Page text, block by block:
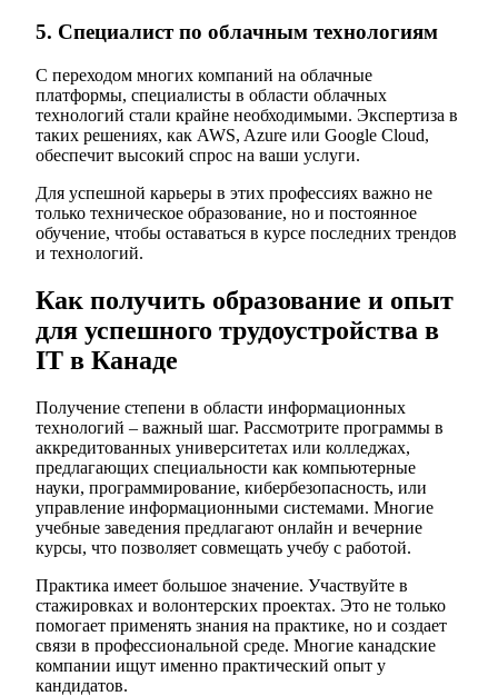
5. Специалист по облачным технологиям
С переходом многих компаний на облачные
платформы, специалисты в области облачных
технологий стали крайне необходимыми. Экспертиза в
таких решениях, как AWS, Azure или Google Cloud,
обеспечит высокий спрос на ваши услуги.
Для успешной карьеры в этих профессиях важно не
только техническое образование, но и постоянное
обучение, чтобы оставаться в курсе последних трендов
и технологий.
Как получить образование и опыт
для успешного трудоустройства в
IT в Канаде
Получение степени в области информационных
технологий – важный шаг. Рассмотрите программы в
аккредитованных университетах или колледжах,
предлагающих специальности как компьютерные
науки, программирование, кибербезопасность, или
управление информационными системами. Многие
учебные заведения предлагают онлайн и вечерние
курсы, что позволяет совмещать учебу с работой.
Практика имеет большое значение. Участвуйте в
стажировках и волонтерских проектах. Это не только
помогает применять знания на практике, но и создает
связи в профессиональной среде. Многие канадские
компании ищут именно практический опыт у
кандидатов.